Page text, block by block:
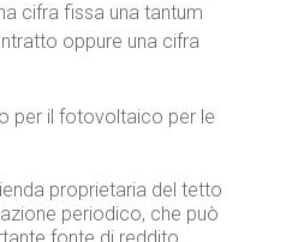
cifra fissa una tantum
oppure una cifra
per il fotovoltaico per le
proprietaria del tetto
periodico, che può